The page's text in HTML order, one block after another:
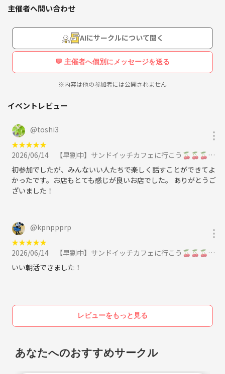
主催者へ問い合わせ
AIにサークルについて聞く
💬 主催者へ個別にメッセージを送る
※内容は他の参加者には公開されません
イベントレビュー
@toshi3
★★★★★
2026/06/14
【早割中】サンドイッチカフェに行こう🍒🍒🍒に参加
初参加でしたが、みんないい人たちで楽しく話すことができてよ
かったです。お店もとても感じが良いお店でした。 ありがとうご
ざいました！
@kpnppprp
★★★★★
2026/06/14
【早割中】サンドイッチカフェに行こう🍒🍒🍒に参加
いい朝活できました！
レビューをもっと見る
あなたへのおすすめサークル